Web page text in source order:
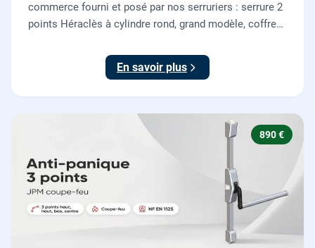
commerce fourni et posé par nos serruriers : serrure 2
points Héraclès à cylindre rond, grand modèle, coffre
des deux points de verrouillage.
En savoir plus
890 €